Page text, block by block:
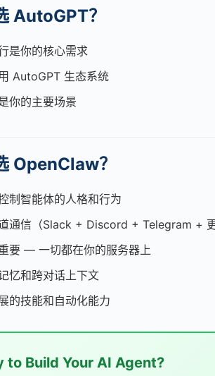
AutoGPT？
是你的核心需求
AutoGPT 生态系统
你的主要场景
OpenClaw？
制智能体的人格和行为
通信（Slack + Discord + Telegram + 更
要 — 一切都在你的服务器上
忆和跨对话上下文
的技能和自动化能力
to Build Your AI Agent?